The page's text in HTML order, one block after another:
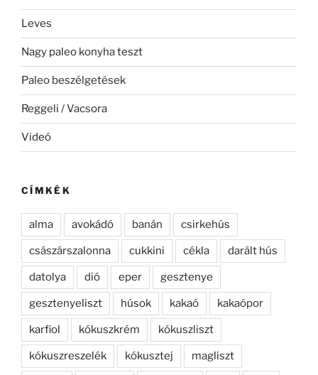
Leves
Nagy paleo konyha teszt
Paleo beszélgetések
Reggeli / Vacsora
Videó
CÍMKÉK
alma avokádó banán csirkehús
császárszalonna cukkini cékla darált hús
datolya dió eper gesztenye
gesztenyeliszt húsok kakaó kakaópor
karfiol kókuszkrém kókuszliszt
kókuszreszelék kókusztej magliszt